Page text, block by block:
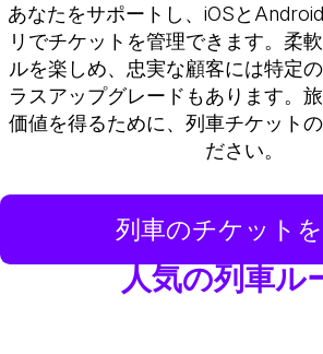
あなたをサポートし、iOSと
リでチケットを管理できます。柔
ルを楽しめ、忠実な顧客には特定
ラスアップグレードもあります。
価値を得るために、列車チケット
ださい。
列車のチケット
人気の列車ル